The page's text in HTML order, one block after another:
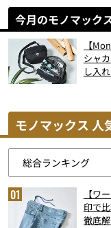
今月のモノマック
【
シャ
し入
モノマックス 人
【ワ
印で
徹底